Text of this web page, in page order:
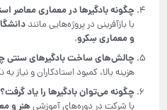
چگونه بادگیرها در معماری معاصر
با بازآفرینی در پروژه‌هایی مانند
و معماری سِکرو.
چالش‌های ساخت بادگیرهای
هزینه بالا، کمبود استادکاران و نیاز
چگونه می‌توان بادگیرها را یاد گرفت؟
با شرکت در دوره‌های آموزشی هنر و